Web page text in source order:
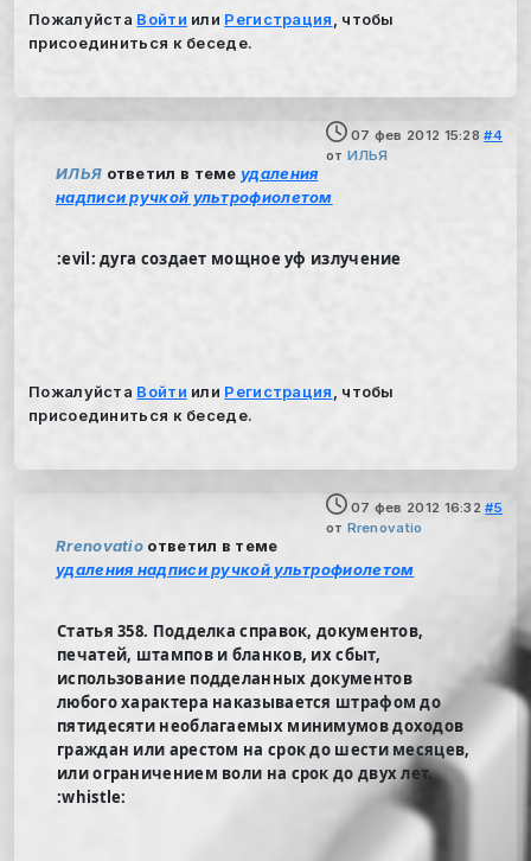
Пожалуйста Войти или Регистрация
, чтобы
присоединиться к беседе.
07 фев 2012 15:28 #4
от ИЛЬЯ
ИЛЬЯ ответил в темеудаления
надписи ручкой ультрофиолетом
:evil:дуга создает мощное уф излучение
Пожалуйста Войти или Регистрация
, чтобы
присоединиться к беседе.
07 фев 2012 16:32 #5
от Rrenovatio
Rrenovatio ответил в теме
удаления надписи ручкой ультрофиолетом
Статья 358. Подделка справок, документов,
печатей, штампов и бланков, их сбыт,
использование подделанных документов
любого характера наказывается штрафом до
пятидесяти необлагаемых минимумов доходов
граждан или арестом на срок до шести месяцев,
или ограничением воли на срок до двух лет.
:whistle: